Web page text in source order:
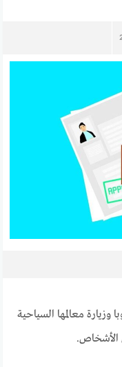
معالمها السياحية
الأشخاص.